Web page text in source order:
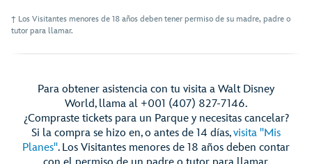
† Los Visitantes menores de 18 años deben tener permiso de su madre, padre o
tutor para llamar.
Para obtener asistencia con tu visita a Walt Disney
World, llama al +001 (407) 827-7146.
¿Compraste tickets para un Parque y necesitas cancelar?
Si la compra se hizo en, o antes de 14 días,visita "Mis
Planes". Los Visitantes menores de 18 años deben contar